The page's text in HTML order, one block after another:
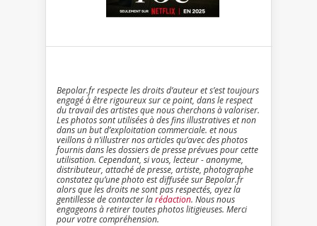
Bepolar.fr respecte les droits d’auteur et s’est toujours
engagé à être rigoureux sur ce point, dans le respect
du travail des artistes que nous cherchons à valoriser.
Les photos sont utilisées à des fins illustratives et non
dans un but d’exploitation commerciale. et nous
veillons à n’illustrer nos articles qu’avec des photos
fournis dans les dossiers de presse prévues pour cette
utilisation. Cependant, si vous, lecteur - anonyme,
distributeur, attaché de presse, artiste, photographe
constatez qu’une photo est diffusée sur Bepolar.fr
alors que les droits ne sont pas respectés, ayez la
gentillesse de contacter larédaction. Nous nous
engageons à retirer toutes photos litigieuses. Merci
pour votre compréhension.